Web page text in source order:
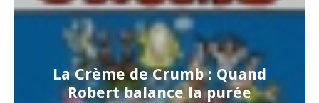
La Crème de Crumb : Quand
Robert balance la purée